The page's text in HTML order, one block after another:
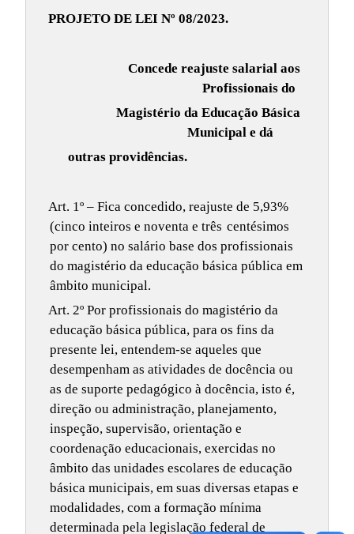
PROJETO DE LEI Nº 08/2023.
Concede reajuste salarial aos
Profissionais do
Magistério da Educação Básica
Municipal e dá
outras providências.
Art. 1º – Fica concedido, reajuste de 5,93%
(cinco inteiros e noventa e três centésimos
por cento) no salário base dos profissionais
do magistério da educação básica pública em
âmbito municipal.
Art. 2º Por profissionais do magistério da
educação básica pública, para os fins da
presente lei, entendem-se aqueles que
desempenham as atividades de docência ou
as de suporte pedagógico à docência, isto é,
direção ou administração, planejamento,
inspeção, supervisão, orientação e
coordenação educacionais, exercidas no
âmbito das unidades escolares de educação
básica municipais, em suas diversas etapas e
modalidades, com a formação mínima
determinada pela legislação federal de